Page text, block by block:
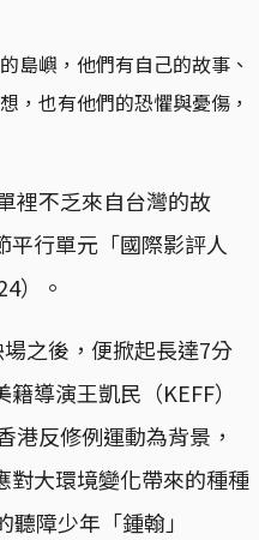
島嶼，他們有自己的故事、
，也有他們的恐懼與憂傷，
裡不乏來自台灣的故
行單元「國際影評人
）。
之後，便掀起長達7分
導演王凱民（KEFF）
港反修例運動為背景，
對大環境變化帶來的種種
障少年「鍾翰」